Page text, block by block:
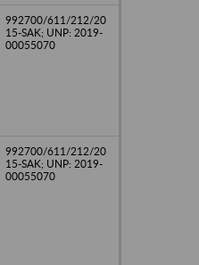
992700/611/212/20
15-SAK; UNP: 2019-
00055070
992700/611/212/20
15-SAK; UNP: 2019-
00055070